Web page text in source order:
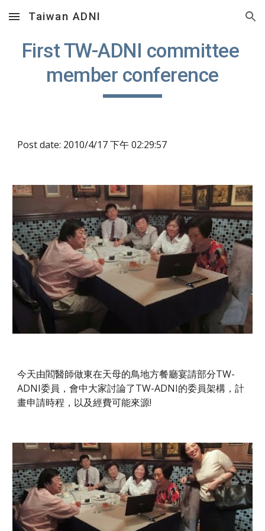
Skip to main content Skip to navigation
Taiwan ADNI
First TW-ADNI committee
member conference
Post date: 2010/4/17 下午 02:29:57
今天由閻醫師做東在天母的鳥地方餐廳宴請部分TW-
ADNI委員，會中大家討論了TW-ADNI的委員架構，計
畫申請時程，以及經費可能來源!